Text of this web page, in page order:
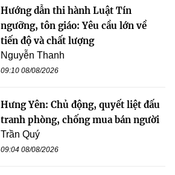
Hướng dẫn thi hành Luật Tín
ngưỡng, tôn giáo: Yêu cầu lớn về
tiến độ và chất lượng
Nguyễn Thanh
09:10 08/08/2026
Hưng Yên: Chủ động, quyết liệt đấu
tranh phòng, chống mua bán người
Trần Quý
09:04 08/08/2026